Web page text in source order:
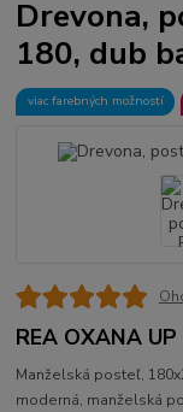
Drevona,
180, dub
viac farebných možností
REA OXANA
Manželská posteľ,
moderná, manželská